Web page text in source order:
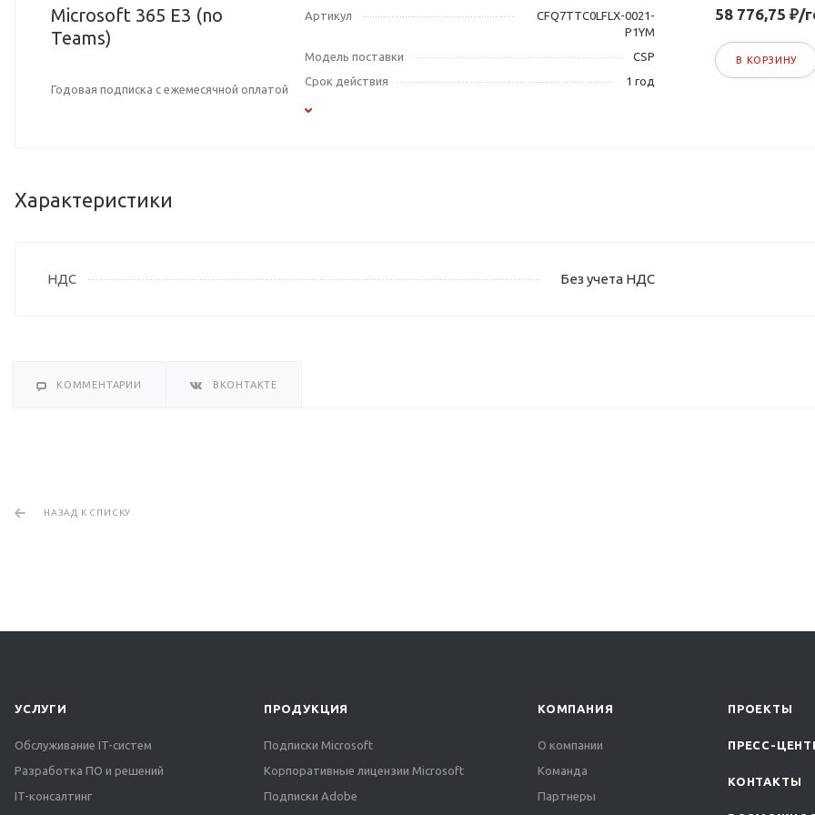
Microsoft 365 E3 (no
Teams)
Годовая подписка с ежемесячной оплатой
Артикул
CFQ7TTC0LFLX-0021-
P1YM
Модель поставки
CSP
Срок действия
1 год
58 776,75 ₽/
В КОРЗИНУ
Характеристики
НДС Без учета НДС
КОММЕНТАРИИ ВКОНТАКТЕ
НАЗАД К СПИСКУ
УСЛУГИ
Обслуживание IT-систем
Разработка ПО и решений
IT-консалтинг
ПРОДУКЦИЯ
Подписки Microsoft
Корпоративные лицензии Microsoft
Подписки Adobe
КОМПАНИЯ
О компании
Команда
Партнеры
ПРОЕКТЫ
ПРЕСС-
КОНТАКТЫ